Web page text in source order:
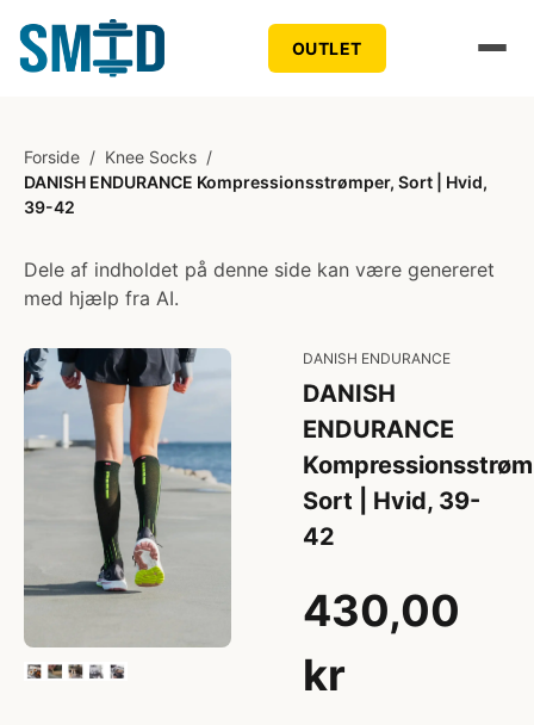
OUTLET
Forside / Knee Socks /
DANISH ENDURANCE Kompressionsstrømper, Sort | Hvid,
39-42
Dele af indholdet på denne side kan være genereret
med hjælp fra AI.
DANISH ENDURANCE
DANISH
ENDURANCE
Sort | Hvid, 39-
42
430,00
kr